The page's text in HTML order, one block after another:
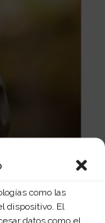
como las
dispositivo. El
datos como el